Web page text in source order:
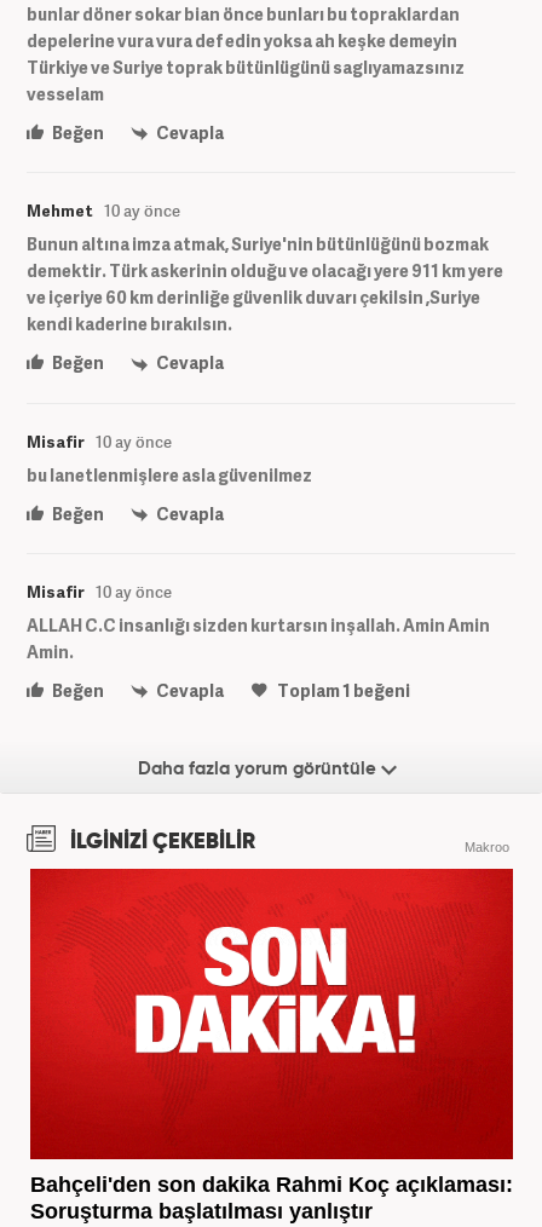
bunlar döner sokar bian önce bunları bu topraklardan
depelerine vura vura def edin yoksa ah keşke demeyin
Türkiye ve Suriye toprak bütünlügünü saglıyamazsınız
vesselam
Beğen
Cevapla
Mehmet 10 ay önce
Bunun altına imza atmak, Suriye'nin bütünlüğünü bozmak
demektir. Türk askerinin olduğu ve olacağı yere 911 km yere
ve içeriye 60 km derinliğe güvenlik duvarı çekilsin ,Suriye
kendi kaderine bırakılsın.
Beğen
Cevapla
Misafir 10 ay önce
bu lanetlenmişlere asla güvenilmez
Beğen
Cevapla
Misafir 10 ay önce
ALLAH C.C insanlığı sizden kurtarsın inşallah. Amin Amin
Amin.
Beğen
Cevapla Toplam1 beğeni
Daha fazla yorum görüntüle
İLGİNİZİ ÇEKEBİLİR Makroo
Bahçeli'den son dakika Rahmi Koç açıklaması:
Soruşturma başlatılması yanlıştır